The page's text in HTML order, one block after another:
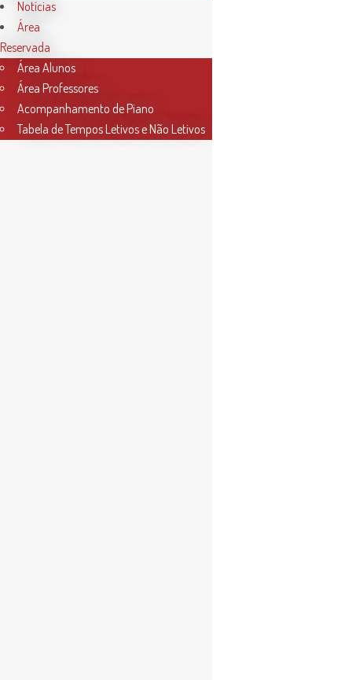
Notícias
Área
Reservada
Área Alunos
Área Professores
Acompanhamento de Piano
Tabela de Tempos Letivos e Não Letivos